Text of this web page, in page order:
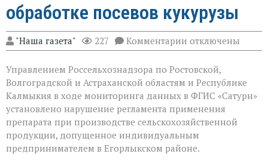
обработке посевов кукурузы
"Наша газета" 227 Комментарии к
записи
Ростовской
области
выявлено
нарушение
при
обработке
посевов
кукурузы
отключены
Управлением Россельхознадзора по Ростовской,
Волгоградской и Астраханской областям и Республике
Калмыкия в ходе мониторинга данных в ФГИС «Сатурн»
установлено нарушение регламента применения
препарата при производстве сельскохозяйственной
продукции, допущенное индивидуальным
предпринимателем в Егорлыкском районе.